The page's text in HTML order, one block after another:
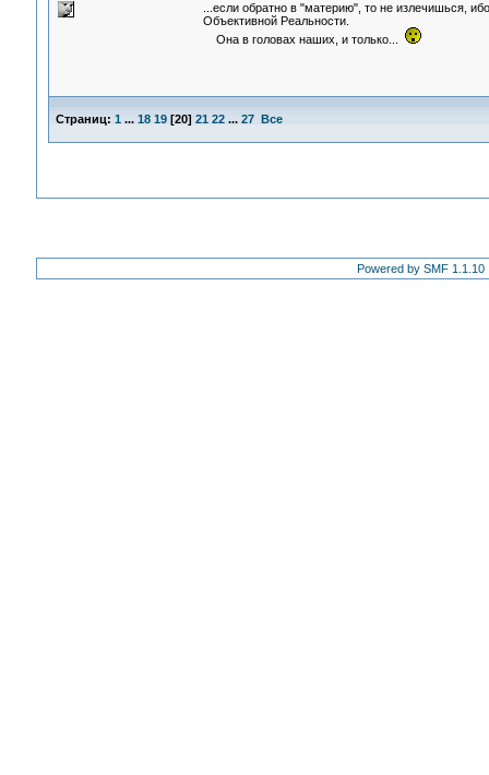
...если обратно в "материю", то не излечишься,
Объективной Реальности.
Она в головах наших, и только...
Страниц: 1 ... 18 19[20] 21 22 ... 27 Все
Powered by SMF 1.1.10